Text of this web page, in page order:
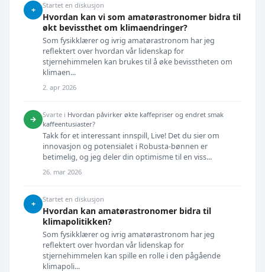
+ Startet en diskusjon
Hvordan kan vi som amatørastronomer bidra til
økt bevissthet om klimaendringer?
Som fysikklærer og ivrig amatørastronom har jeg
reflektert over hvordan vår lidenskap for
stjernehimmelen kan brukes til å øke bevisstheten om
klimaen...
2. apr 2026
→ Svarte i Hvordan påvirker økte kaffepriser og endret smak
kaffeentusiaster?
Takk for et interessant innspill, Live! Det du sier om
innovasjon og potensialet i Robusta-bønnen er
betimelig, og jeg deler din optimisme til en viss...
26. mar 2026
+ Startet en diskusjon
Hvordan kan amatørastronomer bidra til
klimapolitikken?
Som fysikklærer og ivrig amatørastronom har jeg
reflektert over hvordan vår lidenskap for
stjernehimmelen kan spille en rolle i den pågående
klimapoli...